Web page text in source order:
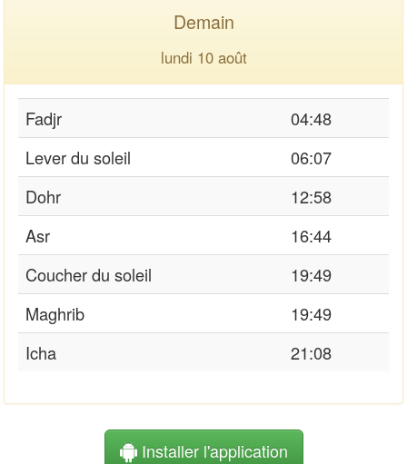
Demain
lundi 10 août
Fadjr
04:48
Lever du soleil
06:07
Dohr
12:58
Asr
16:44
Coucher du soleil
19:49
Maghrib
19:49
Icha
21:08
Installer l'application